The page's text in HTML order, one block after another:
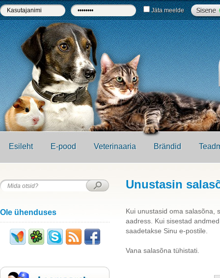
Jäta meelde
Esileht E-pood Veterinaaria Brändid
Ole ühenduses
Unustasin
Kui unustasid oma salasõna,
aadress. Kui sisestad
saadetakse Sinu e-postile.
Vana salasõna tühistati.